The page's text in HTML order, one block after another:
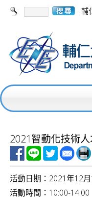
輔
2021智動化技術
活動日期：2021年12
活動時間：10:00-14:00